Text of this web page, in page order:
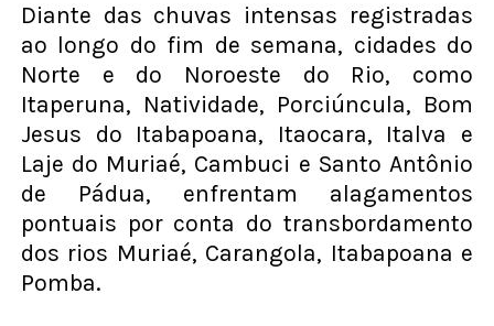
Diante das chuvas intensas registradas
ao longo do fim de semana, cidades do
Norte e do Noroeste do Rio, como
Itaperuna, Natividade, Porciúncula, Bom
Jesus do Itabapoana, Itaocara, Italva e
Laje do Muriaé, Cambuci e Santo Antônio
de Pádua, enfrentam alagamentos
pontuais por conta do transbordamento
dos rios Muriaé, Carangola, Itabapoana e
Pomba.